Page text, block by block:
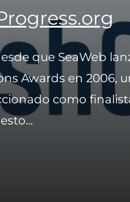
que SeaWeb
Awards en 2006,
como